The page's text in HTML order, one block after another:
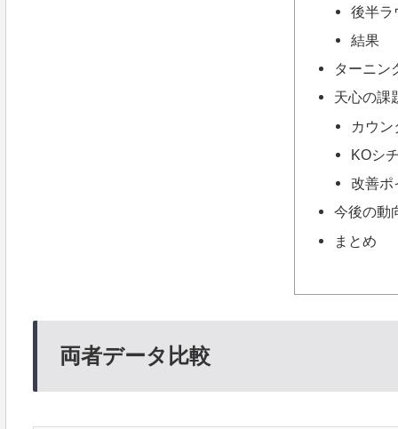
後半ラ
結果
ターニン
天心の課
カウ
KOシ
改善ポ
今後の動
まとめ
両者データ比較